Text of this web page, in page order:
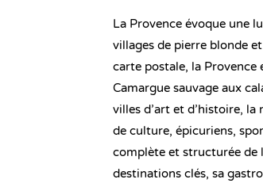
La Provence évoque une
villages de pierre blonde
carte postale, la
Camargue sauvage aux
villes d’art et d’histoire,
de culture, épicuriens,
complète et structurée de
destinations clés, sa